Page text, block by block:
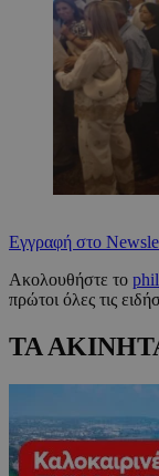
Εγγραφή στο
Ακολουθήστε το
πρώτοι όλες τις
ΤΑ